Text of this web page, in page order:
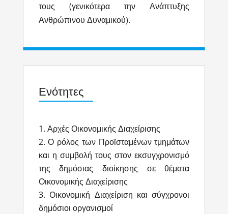
τους (γενικότερα την Ανάπτυξης
Ανθρώπινου Δυναμικού).
Ενότητες
Αρχές Οικονομικής Διαχείρισης
Ο ρόλος των Προϊσταμένων τμημάτων
και η συμβολή τους στον εκσυγχρονισμό
της δημόσιας διοίκησης σε θέματα
Οικονομικής Διαχείρισης
Οικονομική Διαχείριση και σύγχρονοι
δημόσιοι οργανισμοί